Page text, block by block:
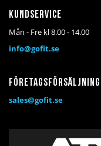
Kundservice
Mån - Fre kl 8.00 - 14.00
info@gofit.se
Företagsförsäljning
sales@gofit.se